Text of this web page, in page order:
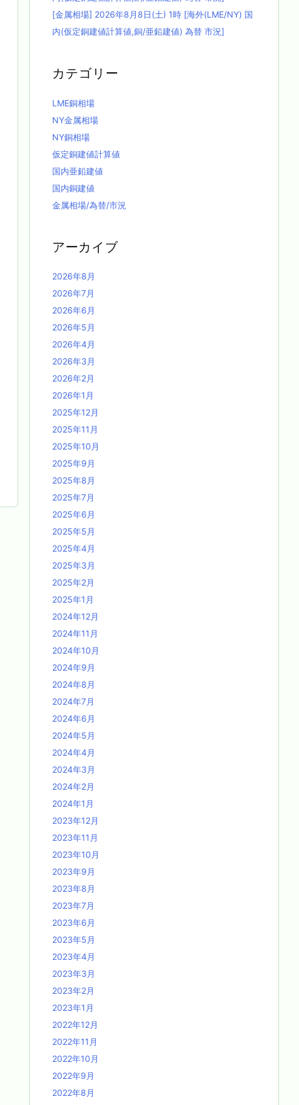
[金属相場] 2026年8月8日(土) 1時 [海外(LME/NY) 国
内(仮定銅建値計算値,銅/亜鉛建値) 為替 市況]
カテゴリー
LME銅相場
NY金属相場
NY銅相場
仮定銅建値計算値
国内亜鉛建値
国内銅建値
金属相場/為替/市況
アーカイブ
2026年8月
2026年7月
2026年6月
2026年5月
2026年4月
2026年3月
2026年2月
2026年1月
2025年12月
2025年11月
2025年10月
2025年9月
2025年8月
2025年7月
2025年6月
2025年5月
2025年4月
2025年3月
2025年2月
2025年1月
2024年12月
2024年11月
2024年10月
2024年9月
2024年8月
2024年7月
2024年6月
2024年5月
2024年4月
2024年3月
2024年2月
2024年1月
2023年12月
2023年11月
2023年10月
2023年9月
2023年8月
2023年7月
2023年6月
2023年5月
2023年4月
2023年3月
2023年2月
2023年1月
2022年12月
2022年11月
2022年10月
2022年9月
2022年8月